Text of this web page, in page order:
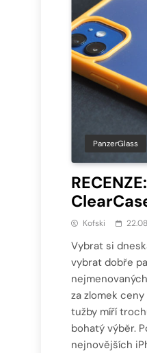
PanzerGlass
Kofski
Vybrat si
vybrat dobře
za zlomek
tužby míří
bohatý výběr.
nejnovějších